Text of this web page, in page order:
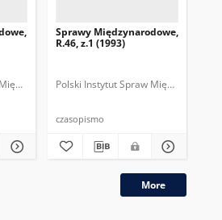
Polska Fundacja Spraw
Sprawy Międzynarodowe,
R.46, z.1 (1993)
Polski Instytut Spraw
czasopismo
More